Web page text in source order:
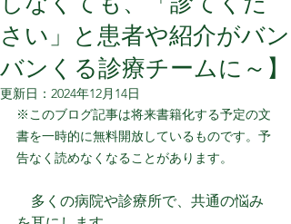
さい」と患者や紹介がバン
バンくる診療チームに～】
更新日： 2024年12月14日
※このブログ記事は将来書籍化する予定の文
書を一時的に無料開放しているものです。予
告なく読めなくなることがあります。
多くの病院や診療所で、共通の悩み